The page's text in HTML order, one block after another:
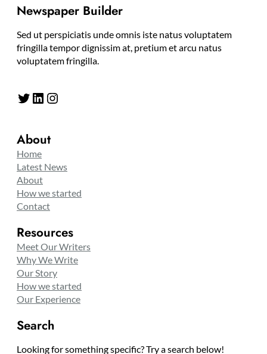
Newspaper Builder
Sed ut perspiciatis unde omnis iste natus voluptatem
fringilla tempor dignissim at, pretium et arcu natus
voluptatem fringilla.
Twitter LinkedIn Instagram
About
Home
Latest News
About
How we started
Contact
Resources
Meet Our Writers
Why We Write
Our Story
How we started
Our Experience
Search
Looking for something specific? Try a search below!